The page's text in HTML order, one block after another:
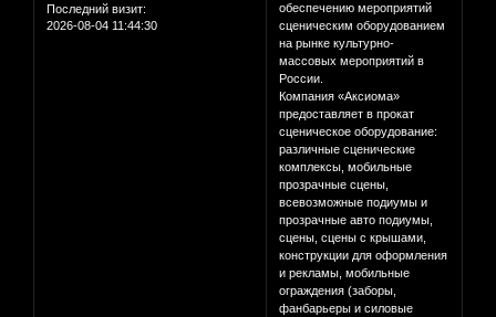
Последний визит:
2026-08-04 11:44:30
обеспечению мероприятий
сценическим оборудованием
на рынке культурно-
массовых мероприятий в
России.
Компания «Аксиома»
предоставляет в прокат
сценическое оборудование:
различные сценические
комплексы, мобильные
прозрачные сцены,
всевозможные подиумы и
прозрачные авто подиумы,
сцены, сцены с крышами,
конструкции для оформления
и рекламы, мобильные
ограждения (заборы,
фанбарьеры и силовые